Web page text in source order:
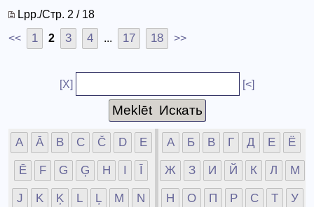
Lpp./Стр. 2 / 18
<<
1 2 3 4 ... 17 18 >>
[X] [<]
A Ā B C Č D E
Ē F G Ģ H I Ī
J K Ķ L Ļ M N
А Б В Г Д Е Ё
Ж З И Й К Л М
Н О П Р С Т У